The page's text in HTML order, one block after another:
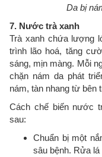
Da bị
7. Nước trà xanh
Trà xanh chứa lượng
trình lão hoá, tăng
sáng, mịn màng. Mỗi
chặn nám da phát
nám, tàn nhang từ bên
Cách chế biến nước
sau:
Chuẩn bị một
sâu bệnh. Rửa